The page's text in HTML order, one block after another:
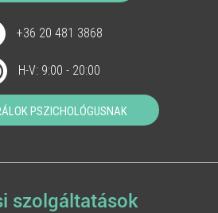
+36 20 481 3868
H-V: 9:00 - 20:00
PSZICHOLÓGUSNAK
szolgáltatások